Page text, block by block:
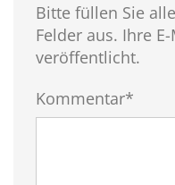
Bitte füllen Sie
Felder aus. Ihre
veröffentlicht.
Kommentar*